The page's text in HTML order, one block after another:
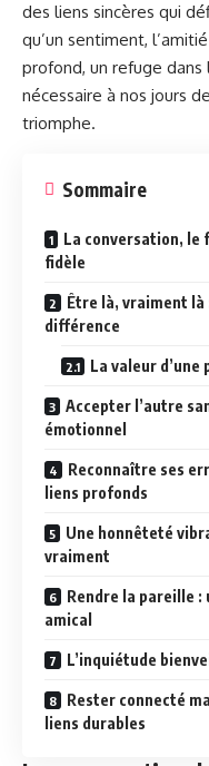
des liens sincères qui
qu’un sentiment,
profond, un refuge
nécessaire à nos jours
triomphe.
Sommaire
La conversation, le
fidèle
Être là, vraiment
différence
La valeur
Accepter l’autre
émotionnel
Reconnaître ses
liens profonds
Une honnêteté
vraiment
Rendre la pareille
amical
L’inquiétude
Rester connecté
liens durables